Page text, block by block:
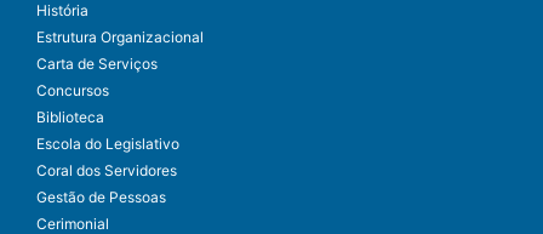
História
Estrutura Organizacional
Carta de Serviços
Concursos
Biblioteca
Escola do Legislativo
Coral dos Servidores
Gestão de Pessoas
Cerimonial